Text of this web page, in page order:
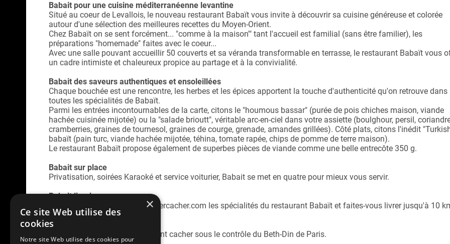
Babait pour une cuisine méditerranéenne levantine
Situé au coeur de Levallois, le nouveau restaurant Babaït vous invite à découvrir sa cuisine généreuse et colorée
autour d'une sélection des meilleures recettes du Moyen-Orient.
Chez Babaït on se sent forcément... "comme à la maison'" tant l'accueil est familial (sans être familier), les
préparations "homemade" faites avec le coeur...
Avec une salle pouvant accueillir 50 couverts et sa véranda transformable en terrasse, le restaurant Babaït vous
un cadre intimiste et chaleureux propice au partage et à la convivialité.
Babait des saveurs authentiques et ensoleillées
Chaque bouchée est une rencontre, les herbes et les épices apportent la touche d'authenticité qu'on retrouve dans
toutes les spécialités de Babaït.
Parmi les entrées incontournables de la carte, citons le "houmous bassar" (purée de pois chiches maison, viande
hachée cuisinée mijotée) ou la "salade brioutt", véritable arc-en-ciel dans votre assiette (boulghour, persil,
cramberries, graines de tournesol, graines de courge, grenade, amandes grillées). Côté plats, citons l'inédit
babaït (pain turc, viande hachée mijotée, téhina, tomate rapée, chips de pomme de terre maison).
Le restaurant Babaït propose également de superbes pièces de viande comme une belle entrecôte 350 g.
Babait sur place
Privatisation, soirées Karaoké et service voiturier, Babait se met en quatre pour mieux vous servir.
Babait livraison
Commandez en ligne sur Mangercacher.com les spécialités du restaurant Babaït et faites-vous livrer jusqu'à 10
restaurant.
Babaït Levallois est un restaurant cacher sous le contrôle du Beth-Din de Paris.
×
Ce site Web utilise des
cookies
Notre site Web utilise des cookies pour